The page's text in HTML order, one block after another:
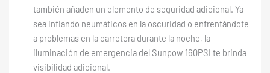
también añaden un elemento de seguridad adicional. Ya
sea inflando neumáticos en la oscuridad o enfrentándote
a problemas en la carretera durante la noche, la
iluminación de emergencia del Sunpow 160PSI te brinda
visibilidad adicional.